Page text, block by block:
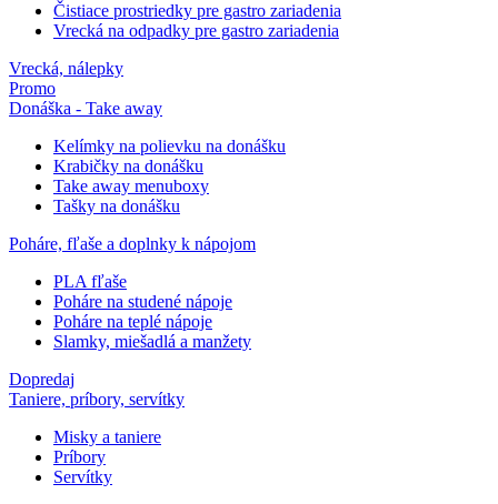
Čistiace prostriedky pre gastro zariadenia
Vrecká na odpadky pre gastro zariadenia
Vrecká, nálepky
Promo
Donáška - Take away
Kelímky na polievku na donášku
Krabičky na donášku
Take away menuboxy
Tašky na donášku
Poháre, fľaše a doplnky k nápojom
PLA fľaše
Poháre na studené nápoje
Poháre na teplé nápoje
Slamky, miešadlá a manžety
Dopredaj
Taniere, príbory, servítky
Misky a taniere
Príbory
Servítky